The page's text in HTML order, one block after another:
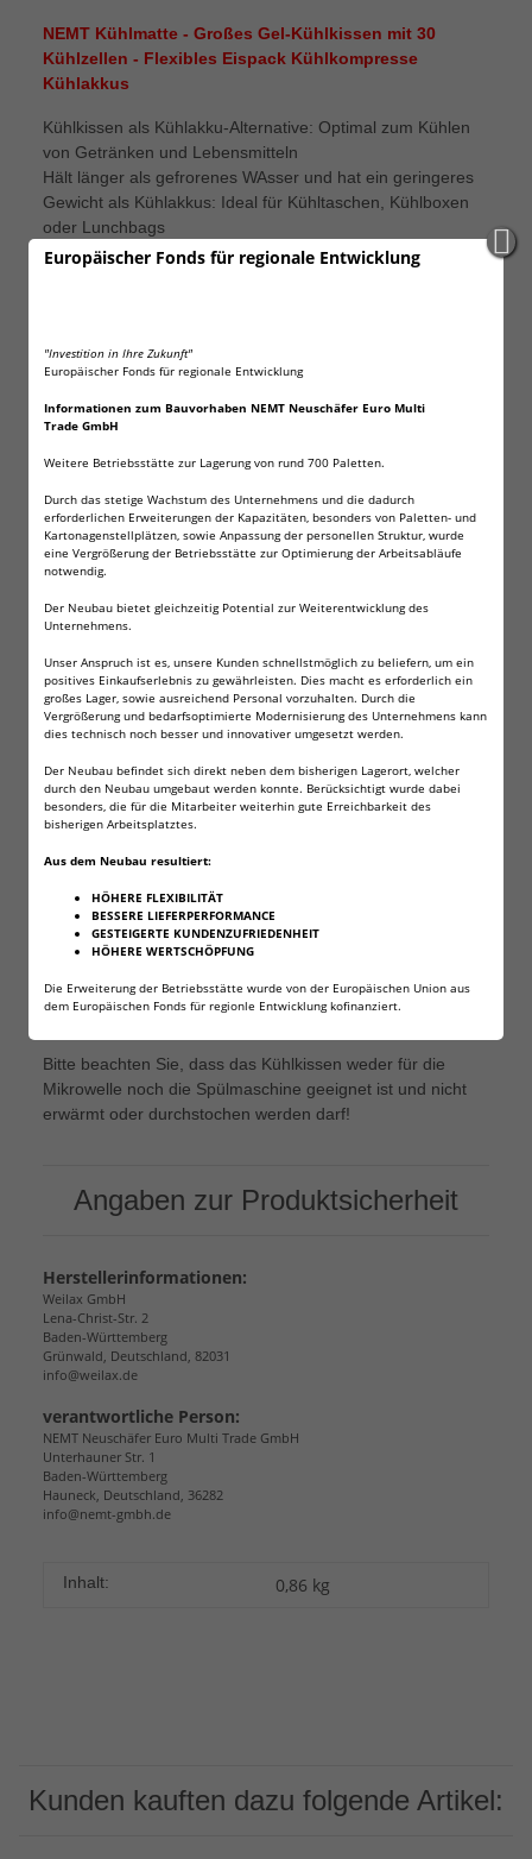
Europäischer Fonds für regionale Entwicklung
"Investition in Ihre Zukunft"
Europäischer Fonds für regionale Entwicklung
Informationen zum Bauvorhaben NEMT Neuschäfer Euro Multi
Trade GmbH
Weitere Betriebsstätte zur Lagerung von rund 700 Paletten.
Durch das stetige Wachstum des Unternehmens und die dadurch
erforderlichen Erweiterungen der Kapazitäten, besonders von Paletten- und
Kartonagenstellplätzen, sowie Anpassung der personellen Struktur, wurde
eine Vergrößerung der Betriebsstätte zur Optimierung der Arbeitsabläufe
notwendig.
Der Neubau bietet gleichzeitig Potential zur Weiterentwicklung des
Unternehmens.
Unser Anspruch ist es, unsere Kunden schnellstmöglich zu beliefern, um ein
positives Einkaufserlebnis zu gewährleisten. Dies macht es erforderlich ein
großes Lager, sowie ausreichend Personal vorzuhalten. Durch die
Vergrößerung und bedarfsoptimierte Modernisierung des Unternehmens kann
dies technisch noch besser und innovativer umgesetzt werden.
Der Neubau befindet sich direkt neben dem bisherigen Lagerort, welcher
durch den Neubau umgebaut werden konnte. Berücksichtigt wurde dabei
besonders, die für die Mitarbeiter weiterhin gute Erreichbarkeit des
bisherigen Arbeitsplatztes.
Aus dem Neubau resultiert:
HÖHERE FLEXIBILITÄT
BESSERE LIEFERPERFORMANCE
GESTEIGERTE KUNDENZUFRIEDENHEIT
HÖHERE WERTSCHÖPFUNG
Die Erweiterung der Betriebsstätte wurde von der Europäischen Union aus
dem Europäischen Fonds für regionle Entwicklung kofinanziert.
NEMT Kühlmatte - Großes Gel-Kühlkissen mit 30
Kühlzellen - Flexibles Eispack Kühlkompresse
Kühlakkus
Kühlkissen als Kühlakku-Alternative: Optimal zum Kühlen
von Getränken und Lebensmitteln
Hält länger als gefrorenes WAsser und hat ein geringeres
Gewicht als Kühlakkus: Ideal für Kühltaschen, Kühlboxen
oder Lunchbags
Dieses große Kühlkissen bleibt auch im gefrorenen
Maße Kühlmatte ca. 38 x 25 cm mit 30 Gel-Kühlzellen.
Beliebig oft wiederverwendbar
Bei der Kühlmatte handelt es sich um ein mit Gel gefülltes
biegsamen Kühlzellen, die sich auch im gefrorenen
Zustand (bei bis zu minus 18°C) flexibel an die
unterschiedlichsten Gegenstände, Formen und den Körper
anpassen.
Es ist eine Alternative zu herkömmlichen Kühlakkus: Die
sich der Innenraum nahezu jeder Kühlbox oder Kühltasche
Kühltaschen, Lunchbags oder Picknickkörben oft von
Vorteil.
Man kann die Kühlmatte auch direkt um das Kühlgut
wickeln. Damit eignet sich die Kühlmatte ideal zum Kühlen
von allen Lebensmitteln, Speisen und Getränken.
Zusätzlich bietet sich die Kühlmatte im Notfall auch für den
Einsatz als praktische Kühlkompresse bei Prellungen und
Sie ist beliebig oft wiederverwendbar.
Das blaue Kühl-Gel ist schnell durchgefroren und hat eine
längere Kühlleistung als gefrorenes Wasser. Durch
Verwendung mehrerer Kühlmatten kann die Kühlleistung
Alle verwendeten Materialen sind ungiftig. Die Außenfolie
Bitte beachten Sie, dass das Kühlkissen weder für die
Mikrowelle noch die Spülmaschine geeignet ist und nicht
erwärmt oder durchstochen werden darf!
Angaben zur Produktsicherheit
Herstellerinformationen:
Weilax GmbH
Lena-Christ-Str. 2
Baden-Württemberg
Grünwald, Deutschland, 82031
info@weilax.de
verantwortliche Person:
NEMT Neuschäfer Euro Multi Trade GmbH
Unterhauner Str. 1
Baden-Württemberg
Hauneck, Deutschland, 36282
info@nemt-gmbh.de
Inhalt: 0,86 kg
Kunden kauften dazu folgende Artikel: